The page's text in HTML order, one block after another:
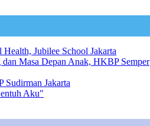
Jubilee School Jakarta
Masa Depan Anak, HKBP Semper
Jakarta
Aku"